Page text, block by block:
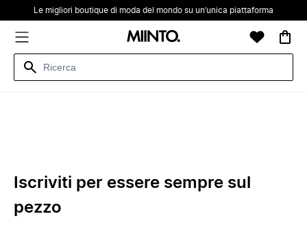
Le migliori boutique di moda del mondo su un’unica piattaforma
Iscriviti per essere sempre sul
pezzo